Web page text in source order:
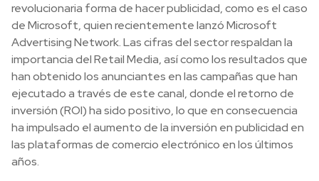
revolucionaria forma de hacer publicidad, como es el caso
de Microsoft, quien recientemente lanzó Microsoft
Advertising Network. Las cifras del sector respaldan la
importancia del Retail Media, así como los resultados que
han obtenido los anunciantes en las campañas que han
ejecutado a través de este canal, donde el retorno de
inversión (ROI) ha sido positivo, lo que en consecuencia
ha impulsado el aumento de la inversión en publicidad en
las plataformas de comercio electrónico en los últimos
años.